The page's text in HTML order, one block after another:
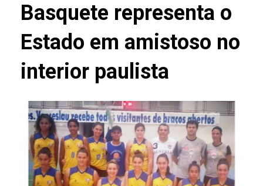
Basquete representa o
Estado em amistoso no
interior paulista